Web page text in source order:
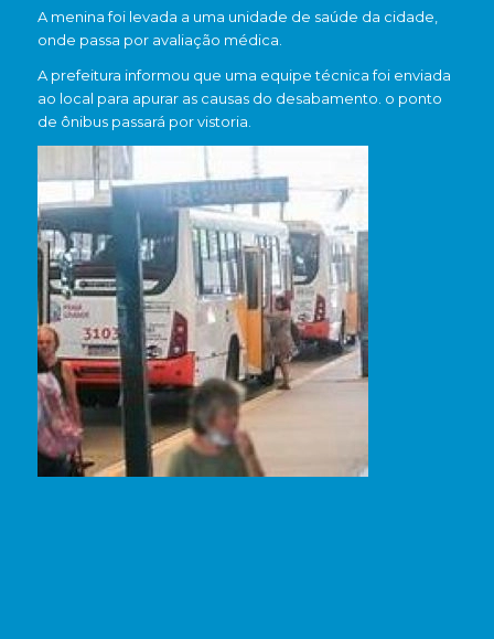
A menina foi levada a uma unidade de saúde da cidade,
onde passa por avaliação médica.
A prefeitura informou que uma equipe técnica foi enviada
ao local para apurar as causas do desabamento. o ponto
de ônibus passará por vistoria.